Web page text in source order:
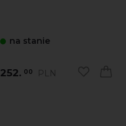
na stanie
252. 00 PLN